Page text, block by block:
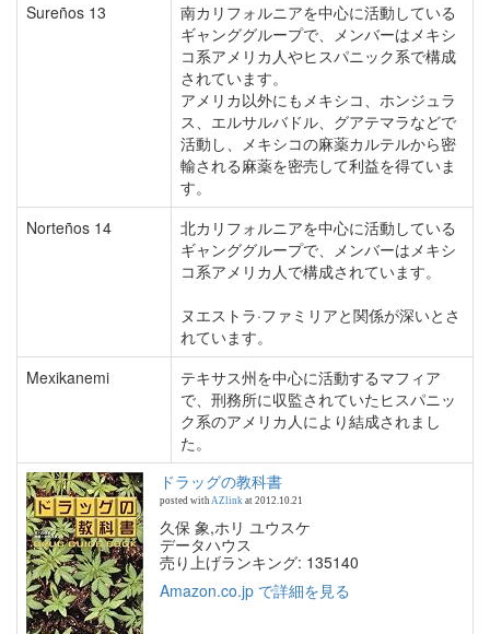
Sureños 13
南カリフォルニアを中心に活動している
ギャンググループで、メンバーはメキシ
コ系アメリカ人やヒスパニック系で構成
されています。
アメリカ以外にもメキシコ、ホンジュラ
ス、エルサルバドル、グアテマラなどで
活動し、メキシコの麻薬カルテルから密
輸される麻薬を密売して利益を得ていま
す。
Norteños 14
北カリフォルニアを中心に活動している
ギャンググループで、メンバーはメキシ
コ系アメリカ人で構成されています。
ヌエストラ·ファミリアと関係が深いとさ
れています。
Mexikanemi
テキサス州を中心に活動するマフィア
で、刑務所に収監されていたヒスパニッ
ク系のアメリカ人により結成されまし
た。
ドラッグの教科書
posted withAZlink at 2012.10.21
久保 象,ホリ ユウスケ
データハウス
売り上げランキング: 135140
Amazon.co.jp で詳細を見る